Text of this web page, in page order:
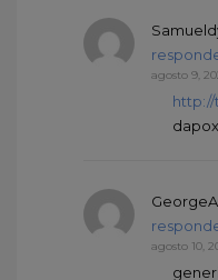
agosto 9,
agosto 10,